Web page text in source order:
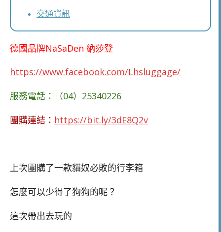
交通資訊
德國品牌NaSaDen 納莎登
https://www.facebook.com/Lhsluggage/
服務電話：（04）25340226
團購連結： https://bit.ly/3dE8Q2v
上次團購了一款貓奴必敗的行李箱
怎麼可以少得了狗狗的呢？
這次帶出去玩的